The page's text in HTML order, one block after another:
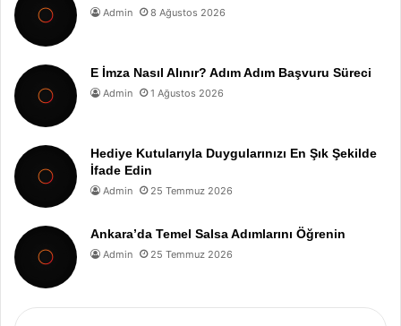
Admin 8 Ağustos 2026
E İmza Nasıl Alınır? Adım Adım Başvuru Süreci
Admin 1 Ağustos 2026
Hediye Kutularıyla Duygularınızı En Şık Şekilde
İfade Edin
Admin 25 Temmuz 2026
Ankara’da Temel Salsa Adımlarını Öğrenin
Admin 25 Temmuz 2026